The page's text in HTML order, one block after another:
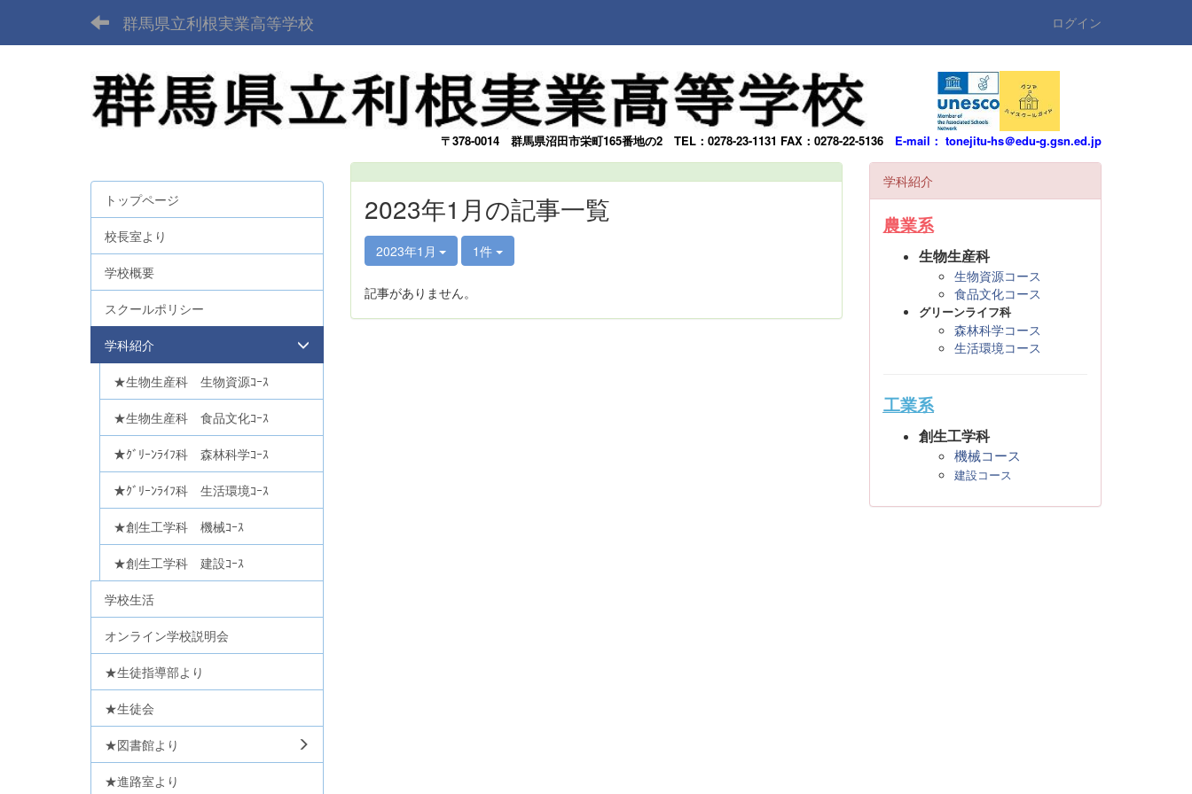
群馬県立利根実業高等学校 ログイン
〒378-0014 群馬県沼田市栄町165番地の2 TEL：0278-23-1131 FAX：0278-22-5136 E-mail： tonejitu-hs＠edu-g.gsn.ed.jp
2023年1月の記事一覧
2023年1月 1件
記事がありません。
トップページ
校長室より
学校概要
スクールポリシー
学科紹介
★生物生産科 生物資源ｺｰｽ
★生物生産科 食品文化ｺｰｽ
★ｸﾞﾘｰﾝﾗｲﾌ科 森林科学ｺｰｽ
★ｸﾞﾘｰﾝﾗｲﾌ科 生活環境ｺｰｽ
★創生工学科 機械ｺｰｽ
★創生工学科 建設ｺｰｽ
学校生活
オンライン学校説明会
★生徒指導部より
★生徒会
★図書館より
★進路室より
学科紹介
農業系
生物生産科
生物資源コース
食品文化コース
グリーンライフ科
森林科学コース
生活環境コース
工業系
創生工学科
機械コース
建設コース